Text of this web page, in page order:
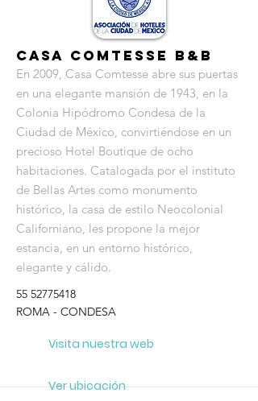
Casa Comtesse B&B
En 2009, Casa Comtesse abre sus puertas
en una elegante mansión de 1943, en la
Colonia Hipódromo Condesa de la
Ciudad de México, convirtiéndose en un
precioso Hotel Boutique de ocho
habitaciones. Catalogada por el instituto
de Bellas Artes como monumento
histórico, la casa de estilo Neocolonial
Californiano, les propone la mejor
estancia, en un entorno histórico,
elegante y cálido.
55 52775418
ROMA - CONDESA
Visita nuestra web
Ver ubicación